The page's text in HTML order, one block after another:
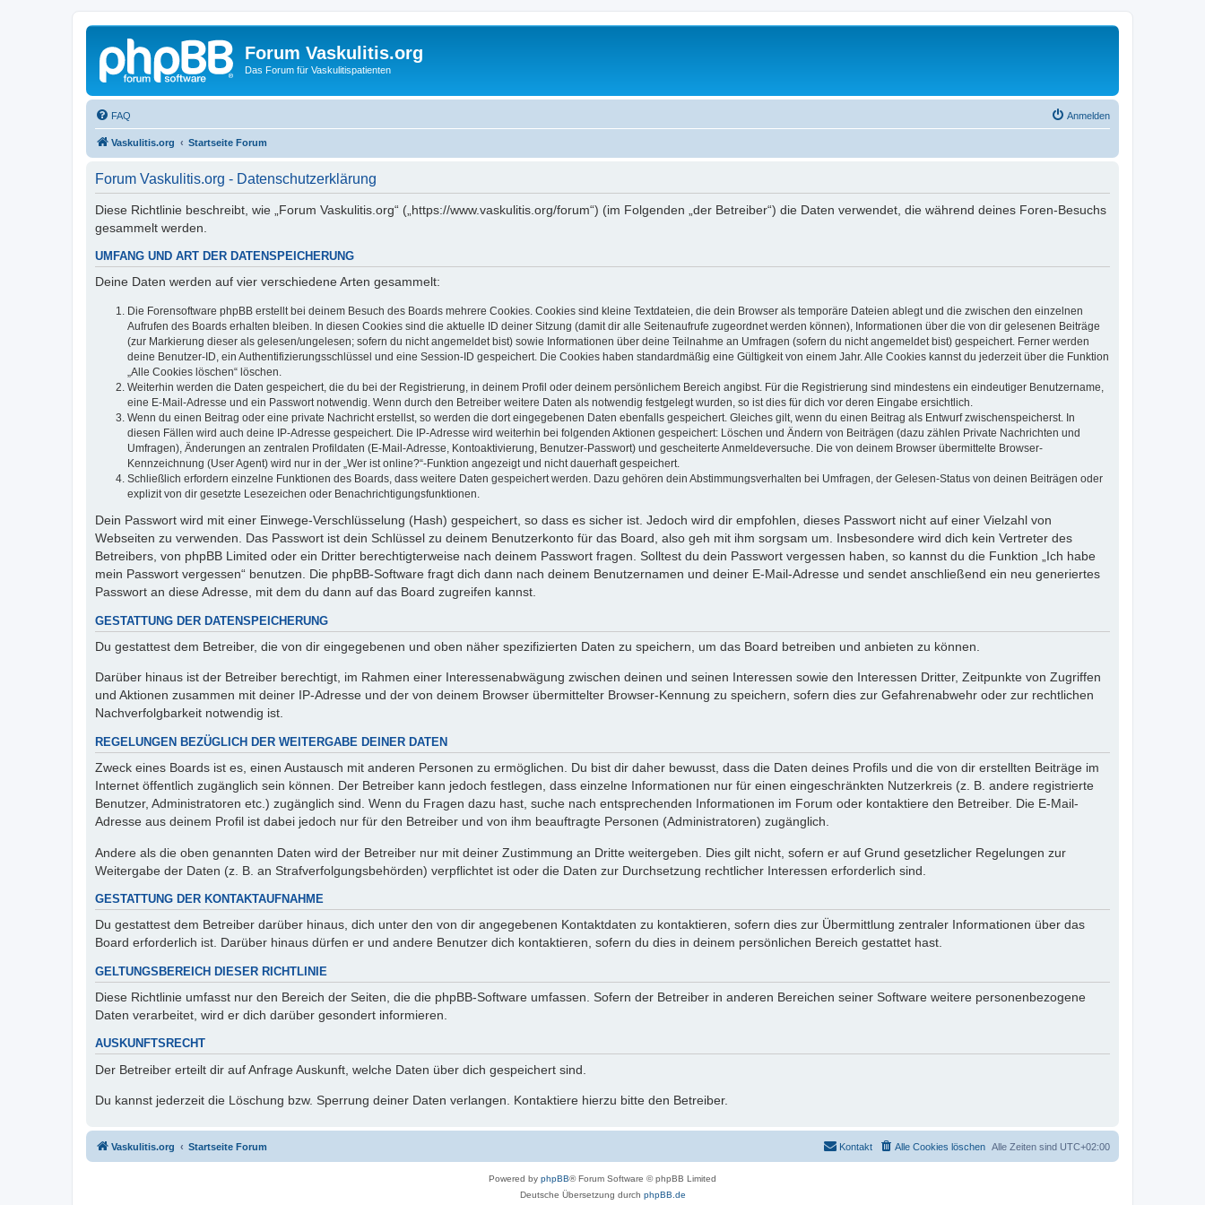
Forum Vaskulitis.org
Das Forum für Vaskulitispatienten
FAQ Anmelden
Vaskulitis.org Startseite Forum
Forum Vaskulitis.org - Datenschutzerklärung
Diese Richtlinie beschreibt, wie „Forum Vaskulitis.org“ („https://www.vaskulitis.org/forum“) (im Folgenden „der Betreiber“) die Daten verwendet, die während deines Foren-Besuchs
gesammelt werden.
UMFANG UND ART DER DATENSPEICHERUNG
Deine Daten werden auf vier verschiedene Arten gesammelt:
Die Forensoftware phpBB erstellt bei deinem Besuch des Boards mehrere Cookies. Cookies sind kleine Textdateien, die dein Browser als temporäre Dateien ablegt und die zwischen den einzelnen
Aufrufen des Boards erhalten bleiben. In diesen Cookies sind die aktuelle ID deiner Sitzung (damit dir alle Seitenaufrufe zugeordnet werden können), Informationen über die von dir gelesenen Beiträge
(zur Markierung dieser als gelesen/ungelesen; sofern du nicht angemeldet bist) sowie Informationen über deine Teilnahme an Umfragen (sofern du nicht angemeldet bist) gespeichert. Ferner werden
deine Benutzer-ID, ein Authentifizierungsschlüssel und eine Session-ID gespeichert. Die Cookies haben standardmäßig eine Gültigkeit von einem Jahr. Alle Cookies kannst du jederzeit über die Funktion
„Alle Cookies löschen“ löschen.
Weiterhin werden die Daten gespeichert, die du bei der Registrierung, in deinem Profil oder deinem persönlichem Bereich angibst. Für die Registrierung sind mindestens ein eindeutiger Benutzername,
eine E-Mail-Adresse und ein Passwort notwendig. Wenn durch den Betreiber weitere Daten als notwendig festgelegt wurden, so ist dies für dich vor deren Eingabe ersichtlich.
Wenn du einen Beitrag oder eine private Nachricht erstellst, so werden die dort eingegebenen Daten ebenfalls gespeichert. Gleiches gilt, wenn du einen Beitrag als Entwurf zwischenspeicherst. In
diesen Fällen wird auch deine IP-Adresse gespeichert. Die IP-Adresse wird weiterhin bei folgenden Aktionen gespeichert: Löschen und Ändern von Beiträgen (dazu zählen Private Nachrichten und
Umfragen), Änderungen an zentralen Profildaten (E-Mail-Adresse, Kontoaktivierung, Benutzer-Passwort) und gescheiterte Anmeldeversuche. Die von deinem Browser übermittelte Browser-
Kennzeichnung (User Agent) wird nur in der „Wer ist online?“-Funktion angezeigt und nicht dauerhaft gespeichert.
Schließlich erfordern einzelne Funktionen des Boards, dass weitere Daten gespeichert werden. Dazu gehören dein Abstimmungsverhalten bei Umfragen, der Gelesen-Status von deinen Beiträgen oder
explizit von dir gesetzte Lesezeichen oder Benachrichtigungsfunktionen.
Dein Passwort wird mit einer Einwege-Verschlüsselung (Hash) gespeichert, so dass es sicher ist. Jedoch wird dir empfohlen, dieses Passwort nicht auf einer Vielzahl von
Webseiten zu verwenden. Das Passwort ist dein Schlüssel zu deinem Benutzerkonto für das Board, also geh mit ihm sorgsam um. Insbesondere wird dich kein Vertreter des
Betreibers, von phpBB Limited oder ein Dritter berechtigterweise nach deinem Passwort fragen. Solltest du dein Passwort vergessen haben, so kannst du die Funktion „Ich habe
mein Passwort vergessen“ benutzen. Die phpBB-Software fragt dich dann nach deinem Benutzernamen und deiner E-Mail-Adresse und sendet anschließend ein neu generiertes
Passwort an diese Adresse, mit dem du dann auf das Board zugreifen kannst.
GESTATTUNG DER DATENSPEICHERUNG
Du gestattest dem Betreiber, die von dir eingegebenen und oben näher spezifizierten Daten zu speichern, um das Board betreiben und anbieten zu können.
Darüber hinaus ist der Betreiber berechtigt, im Rahmen einer Interessenabwägung zwischen deinen und seinen Interessen sowie den Interessen Dritter, Zeitpunkte von Zugriffen
und Aktionen zusammen mit deiner IP-Adresse und der von deinem Browser übermittelter Browser-Kennung zu speichern, sofern dies zur Gefahrenabwehr oder zur rechtlichen
Nachverfolgbarkeit notwendig ist.
REGELUNGEN BEZÜGLICH DER WEITERGABE DEINER DATEN
Zweck eines Boards ist es, einen Austausch mit anderen Personen zu ermöglichen. Du bist dir daher bewusst, dass die Daten deines Profils und die von dir erstellten Beiträge im
Internet öffentlich zugänglich sein können. Der Betreiber kann jedoch festlegen, dass einzelne Informationen nur für einen eingeschränkten Nutzerkreis (z. B. andere registrierte
Benutzer, Administratoren etc.) zugänglich sind. Wenn du Fragen dazu hast, suche nach entsprechenden Informationen im Forum oder kontaktiere den Betreiber. Die E-Mail-
Adresse aus deinem Profil ist dabei jedoch nur für den Betreiber und von ihm beauftragte Personen (Administratoren) zugänglich.
Andere als die oben genannten Daten wird der Betreiber nur mit deiner Zustimmung an Dritte weitergeben. Dies gilt nicht, sofern er auf Grund gesetzlicher Regelungen zur
Weitergabe der Daten (z. B. an Strafverfolgungsbehörden) verpflichtet ist oder die Daten zur Durchsetzung rechtlicher Interessen erforderlich sind.
GESTATTUNG DER KONTAKTAUFNAHME
Du gestattest dem Betreiber darüber hinaus, dich unter den von dir angegebenen Kontaktdaten zu kontaktieren, sofern dies zur Übermittlung zentraler Informationen über das
Board erforderlich ist. Darüber hinaus dürfen er und andere Benutzer dich kontaktieren, sofern du dies in deinem persönlichen Bereich gestattet hast.
GELTUNGSBEREICH DIESER RICHTLINIE
Diese Richtlinie umfasst nur den Bereich der Seiten, die die phpBB-Software umfassen. Sofern der Betreiber in anderen Bereichen seiner Software weitere personenbezogene
Daten verarbeitet, wird er dich darüber gesondert informieren.
AUSKUNFTSRECHT
Der Betreiber erteilt dir auf Anfrage Auskunft, welche Daten über dich gespeichert sind.
Du kannst jederzeit die Löschung bzw. Sperrung deiner Daten verlangen. Kontaktiere hierzu bitte den Betreiber.
Vaskulitis.org Startseite Forum Alle Zeiten sind UTC+02:00
Alle Cookies löschen
Kontakt
Powered by phpBB® Forum Software © phpBB Limited
Deutsche Übersetzung durch phpBB.de